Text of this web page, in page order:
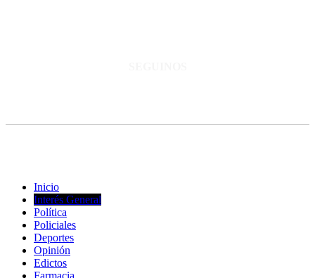
Inicio
Interés General
Política
Policiales
Deportes
Opinión
Edictos